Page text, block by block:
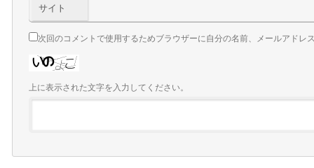
サイト
次回のコメントで使用するためブラウザーに自分の名前、メールアドレ
上に表示された文字を入力してください。